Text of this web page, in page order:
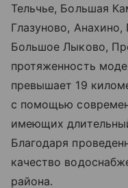
Тельчье, Большая
Глазуново,
Большое Лыково,
протяженность
превышает 19
с помощью
имеющих
Благодаря
качество
района.